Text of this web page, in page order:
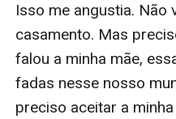
Isso me angustia. Não
casamento. Mas
falou a minha mãe,
fadas nesse nosso
preciso aceitar a